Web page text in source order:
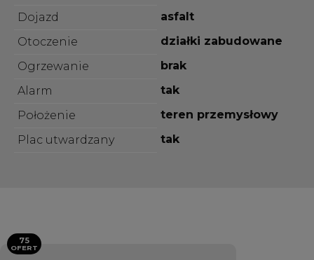
Dojazd
asfalt
Otoczenie
działki zabudowane
Ogrzewanie
brak
Alarm
tak
Położenie
teren przemysłowy
Plac utwardzany
tak
75
OFERT